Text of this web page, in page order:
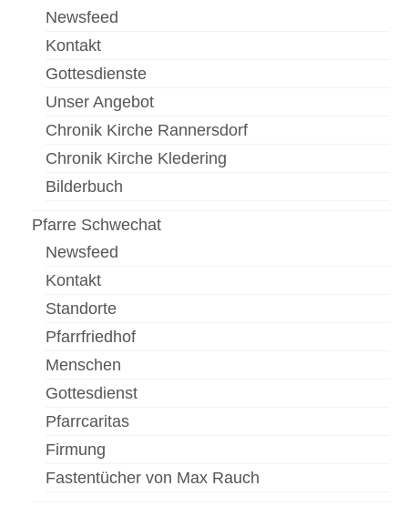
Newsfeed
Kontakt
Gottesdienste
Unser Angebot
Chronik Kirche Rannersdorf
Chronik Kirche Kledering
Bilderbuch
Pfarre Schwechat
Newsfeed
Kontakt
Standorte
Pfarrfriedhof
Menschen
Gottesdienst
Pfarrcaritas
Firmung
Fastentücher von Max Rauch